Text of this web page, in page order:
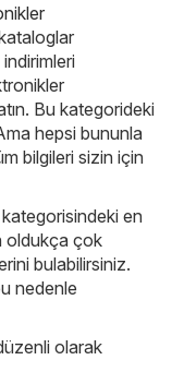
Bu kategorideki
hepsi bununla
bilgileri sizin için
en
oldukça çok
bulabilirsiniz.
nedenle
olarak